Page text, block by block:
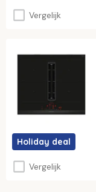
Vergelijk
Holiday deal
Vergelijk